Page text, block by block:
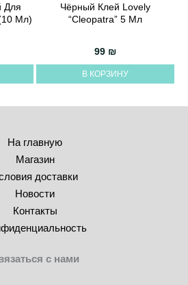
Для
Мл)
цена составляла 125 ₪.
цена: 109 ₪.
Чёрный Клей Lovely
“Cleopatra” 5 Мл
99 ₪
В КОРЗИНУ
На главную
Магазин
доставки
Новости
Контакты
с нами